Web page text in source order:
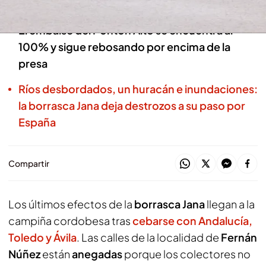
El embalse del Pontón Alto se encuentra al
100% y sigue rebosando por encima de la
presa
Ríos desbordados, un huracán e inundaciones:
la borrasca Jana deja destrozos a su paso por
España
Compartir
Los últimos efectos de la borrasca Janallegan a la
campiña cordobesa trascebarse con Andalucía,
Toledo y Ávila. Las calles de la localidad de Fernán
Núñezestánanegadasporque los colectores no